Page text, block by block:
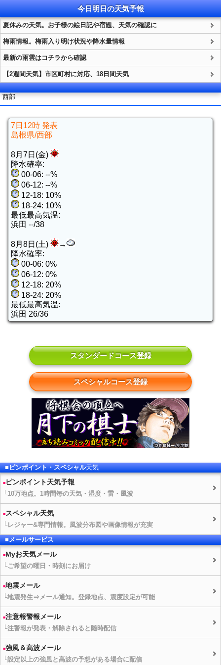
今日明日の天気予報
夏休みの天気。お子様の絵日記や宿題、天気の確認に
梅雨情報。梅雨入り明け状況や降水量情報
最新の雨雲はコチラから確認
【2週間天気】市区町村に対応、18日間天気
西部
7日12時 発表
島根県/西部
8月7日(金)
降水確率:
00-06: --%
06-12: --%
12-18: 10%
18-24: 10%
最低最高気温:
浜田 --/38
8月8日(土)
→
降水確率:
00-06: 0%
06-12: 0%
12-18: 20%
18-24: 20%
最低最高気温:
浜田 26/36
スタンダードコース登録
スペシャルコース登録
■ピンポイント・スペシャル天気
ピンポイント天気予報
└10万地点。1時間毎の天気 ・湿度・雷・風波
スペシャル天気
└レジャー&専門情報。風波分布図や画像情報が充実
■メールサービス
Myお天気メール
└ご希望の曜日・時刻にお届け
地震メール
└地震発生⇒メール通知。登録地点、震度設定が可能
注意報警報メール
└注警報が発表・解除されると随時配信
強風＆高波メール
└設定以上の強風と高波の予想がある場合に配信